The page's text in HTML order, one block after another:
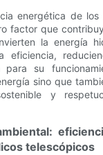
energética de los
factor que
la energía
eficiencia,
para su
sino que
y
telescópicos